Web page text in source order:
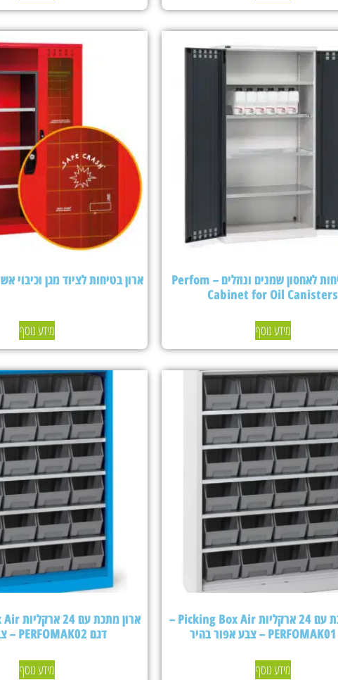
ארון בטיחות לאחסון שמנים ונוזלים – Perfom
Cabinet for Oil Canisters
מידע נוסף
ארון בטיחות לציוד מגן וכיבוי אש Fami Perfom
מידע נוסף
ארון מתכת עם 24 ארקליות Picking Box Air –
מידע נוסף
דגם PERFOMAK02 – צבע כחול
מידע נוסף